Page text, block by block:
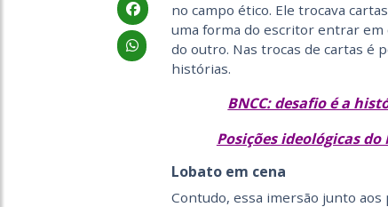
no campo ético. Ele trocava
uma forma do escritor entrar
do outro. Nas trocas de cartas é
histórias.
BNCC: desafio é a
Posições ideológicas
Lobato em cena
Contudo, essa imersão junto aos